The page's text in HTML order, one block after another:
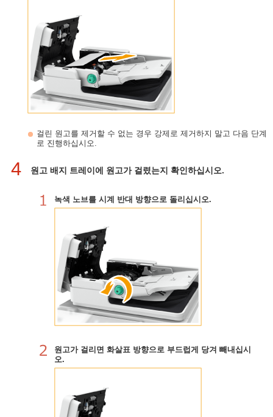
걸린 원고를 제거할 수 없는 경우 강제로 제거하지 말고 다음 단계
로 진행하십시오.
4 원고 배지 트레이에 원고가 걸렸는지 확인하십시오.
녹색 노브를 시계 반대 방향으로 돌리십시오.
원고가 걸리면 화살표 방향으로 부드럽게 당겨 빼내십시
오.